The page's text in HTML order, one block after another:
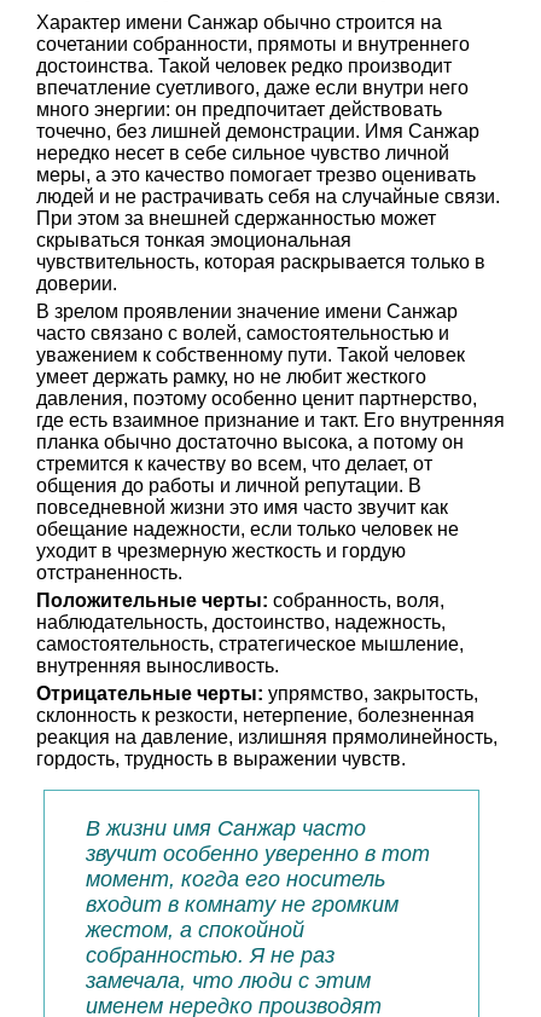
Характер имени Санжар обычно строится на
сочетании собранности, прямоты и внутреннего
достоинства. Такой человек редко производит
впечатление суетливого, даже если внутри него
много энергии: он предпочитает действовать
точечно, без лишней демонстрации. Имя Санжар
нередко несет в себе сильное чувство личной
меры, а это качество помогает трезво оценивать
людей и не растрачивать себя на случайные связи.
При этом за внешней сдержанностью может
скрываться тонкая эмоциональная
чувствительность, которая раскрывается только в
доверии.
В зрелом проявлении значение имени Санжар
часто связано с волей, самостоятельностью и
уважением к собственному пути. Такой человек
умеет держать рамку, но не любит жесткого
давления, поэтому особенно ценит партнерство,
где есть взаимное признание и такт. Его внутренняя
планка обычно достаточно высока, а потому он
стремится к качеству во всем, что делает, от
общения до работы и личной репутации. В
повседневной жизни это имя часто звучит как
обещание надежности, если только человек не
уходит в чрезмерную жесткость и гордую
отстраненность.
Положительные черты: собранность, воля,
наблюдательность, достоинство, надежность,
самостоятельность, стратегическое мышление,
внутренняя выносливость.
Отрицательные черты: упрямство, закрытость,
склонность к резкости, нетерпение, болезненная
реакция на давление, излишняя прямолинейность,
гордость, трудность в выражении чувств.
В жизни имя Санжар часто
звучит особенно уверенно в тот
момент, когда его носитель
входит в комнату не громким
жестом, а спокойной
собранностью. Я не раз
замечала, что люди с этим
именем нередко производят